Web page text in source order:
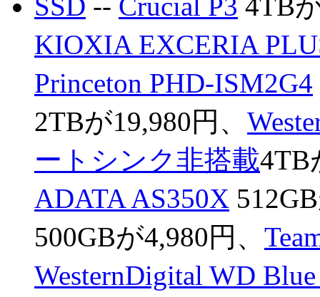
KIOXIA EXCERIA
Princeton PHD-ISM2G4
2TBが19,980円、
ートシンク非搭載4TB
ADATA AS350X
500GBが4,980円、
WesternDigital WD